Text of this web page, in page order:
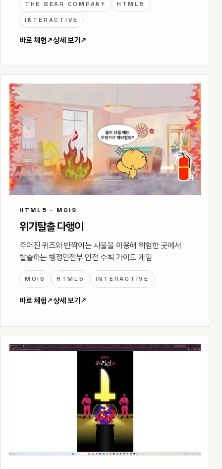
THE BEAR COMPANY
HTML5
INTERACTIVE
바로 체험↗상세 보기↗
HTML5 · MOIS
위기탈출 다행이
주어진 퀴즈와 반짝이는 사물을 이용해 위험한 곳에서
탈출하는 행정안전부 안전 수칙 가이드 게임
MOIS HTML5 INTERACTIVE
바로 체험↗상세 보기↗